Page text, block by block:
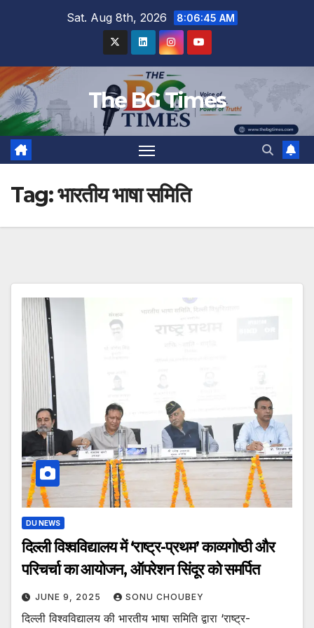
Sat. Aug 8th, 2026 8:06:46 AM
The BG Times
Tag:भारतीय भाषा समिति
DU NEWS
दिल्ली विश्वविद्यालय में ‘राष्ट्र-प्रथम’ काव्यगोष्ठी और
परिचर्चा का आयोजन, ऑपरेशन सिंदूर को समर्पित
JUNE 9, 2025 SONU CHOUBEY
दिल्ली विश्वविद्यालय की भारतीय भाषा समिति द्वारा ‘राष्ट्र-